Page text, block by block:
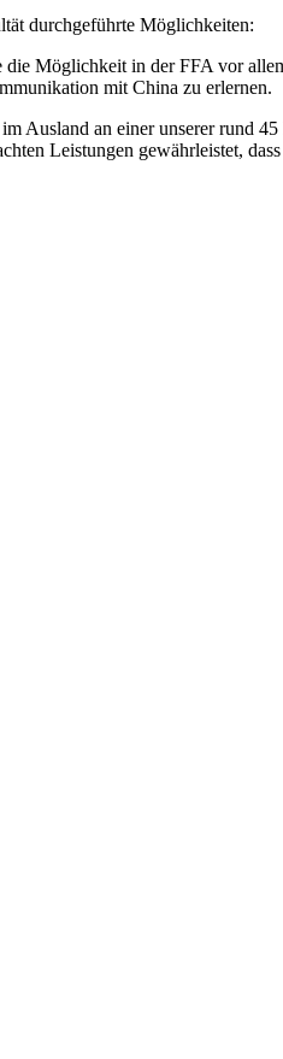
durchgeführte Möglichkeiten:
Möglichkeit in der FFA vor
mit China zu erlernen.
Ausland an einer unserer rund
Leistungen gewährleistet,